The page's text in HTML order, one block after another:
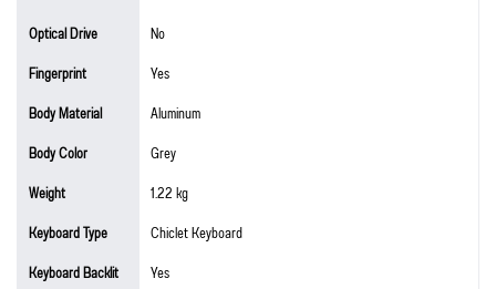
Optical Drive
No
Fingerprint
Yes
Body Material
Aluminum
Body Color
Grey
Weight
1.22 kg
Keyboard Type
Chiclet Keyboard
Keyboard Backlit
Yes